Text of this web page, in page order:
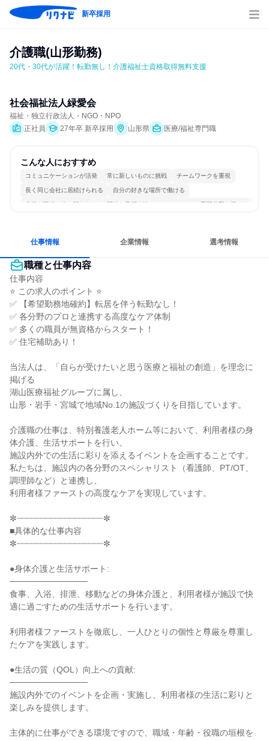
新卒採用
介護職(山形勤務)
20代・30代が活躍！転勤無し！介護福祉士資格取得無料支援
社会福祉法人緑愛会
福祉・独立行政法人・NGO・NPO
正社員
27年卒 新卒採用 山形県 医療/福祉専門職
こんな人におすすめ
コミュニケーションが活発 常に新しいものに挑戦 チームワークを重視
長く同じ会社に居続けられる 自分の好きな場所で働ける
多様な職種の人と関われる 明確な目標を追いかける 一つの専門分野を極める
仕事情報 企業情報 選考情報
職種と仕事内容
仕事内容
⭐ この求人のポイント ⭐
✅ 【希望勤務地確約】転居を伴う転勤なし！
✅ 各分野のプロと連携する高度なケア体制
✅ 多くの職員が無資格からスタート！
✅ 住宅補助あり！
当法人は、「自らが受けたいと思う医療と福祉の創造」を理念に
掲げる
湖山医療福祉グループに属し、
山形・岩手・宮城で地域No.1の施設づくりを目指しています。
介護職の仕事は、特別養護老人ホーム等において、利用者様の身
体介護、生活サポートを行い、
施設内外での生活に彩りを添えるイベントを企画することです。
私たちは、施設内の各分野のスペシャリスト（看護師、PT/OT、
調理師など）と連携し、
利用者様ファーストの高度なケアを実現しています。
✼┈┈┈┈┈┈┈┈┈┈┈┈┈┈┈┈┈┈✼
■具体的な仕事内容
✼┈┈┈┈┈┈┈┈┈┈┈┈┈┈┈┈┈┈✼
●身体介護と生活サポート:
─────────────
食事、入浴、排泄、移動などの身体介護と、利用者様が施設で快
適に過ごすための生活サポートを行います。
利用者様ファーストを徹底し、一人ひとりの個性と尊厳を尊重し
たケアを実践します。
●生活の質（QOL）向上への貢献:
─────────────
施設内外でのイベントを企画・実施し、利用者様の生活に彩りと
楽しみを提供します。
主体的に仕事ができる環境ですので、職域・年齢・役職の垣根を